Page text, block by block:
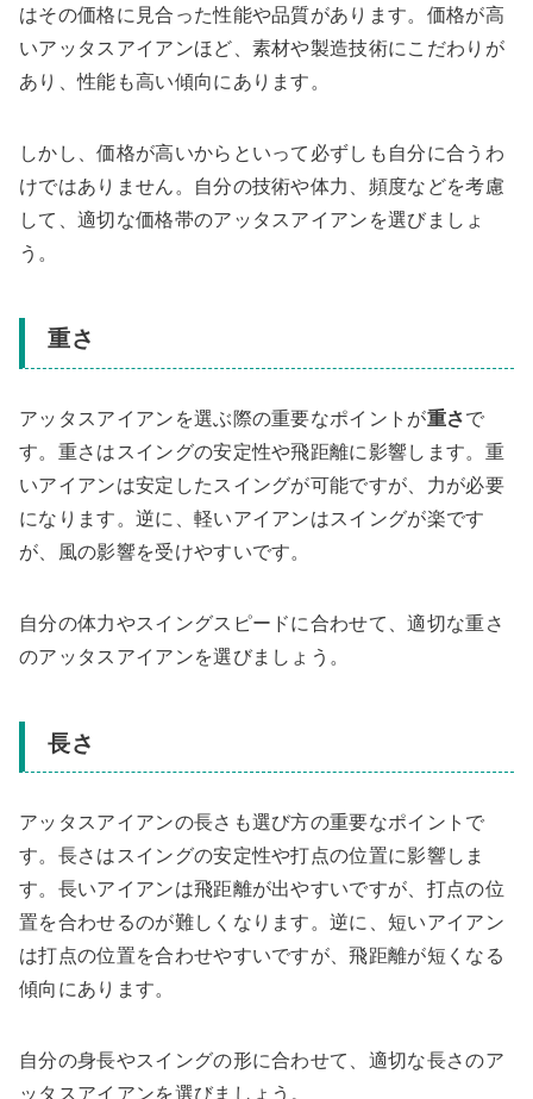
はその価格に見合った性能や品質があります。価格が高
いアッタスアイアンほど、素材や製造技術にこだわりが
あり、性能も高い傾向にあります。
しかし、価格が高いからといって必ずしも自分に合うわ
けではありません。自分の技術や体力、頻度などを考慮
して、適切な価格帯のアッタスアイアンを選びましょ
う。
重さ
アッタスアイアンを選ぶ際の重要なポイントが重さで
す。重さはスイングの安定性や飛距離に影響します。重
いアイアンは安定したスイングが可能ですが、力が必要
になります。逆に、軽いアイアンはスイングが楽です
が、風の影響を受けやすいです。
自分の体力やスイングスピードに合わせて、適切な重さ
のアッタスアイアンを選びましょう。
長さ
アッタスアイアンの長さも選び方の重要なポイントで
す。長さはスイングの安定性や打点の位置に影響しま
す。長いアイアンは飛距離が出やすいですが、打点の位
置を合わせるのが難しくなります。逆に、短いアイアン
は打点の位置を合わせやすいですが、飛距離が短くなる
傾向にあります。
自分の身長やスイングの形に合わせて、適切な長さのア
ッタスアイアンを選びましょう。